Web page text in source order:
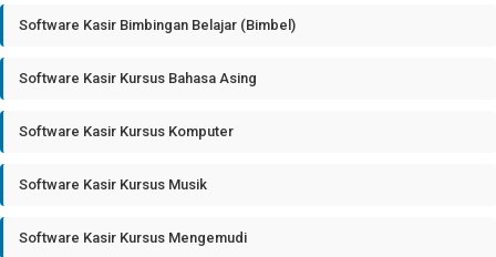
Software Kasir Bimbingan Belajar (Bimbel)
Software Kasir Kursus Bahasa Asing
Software Kasir Kursus Komputer
Software Kasir Kursus Musik
Software Kasir Kursus Mengemudi